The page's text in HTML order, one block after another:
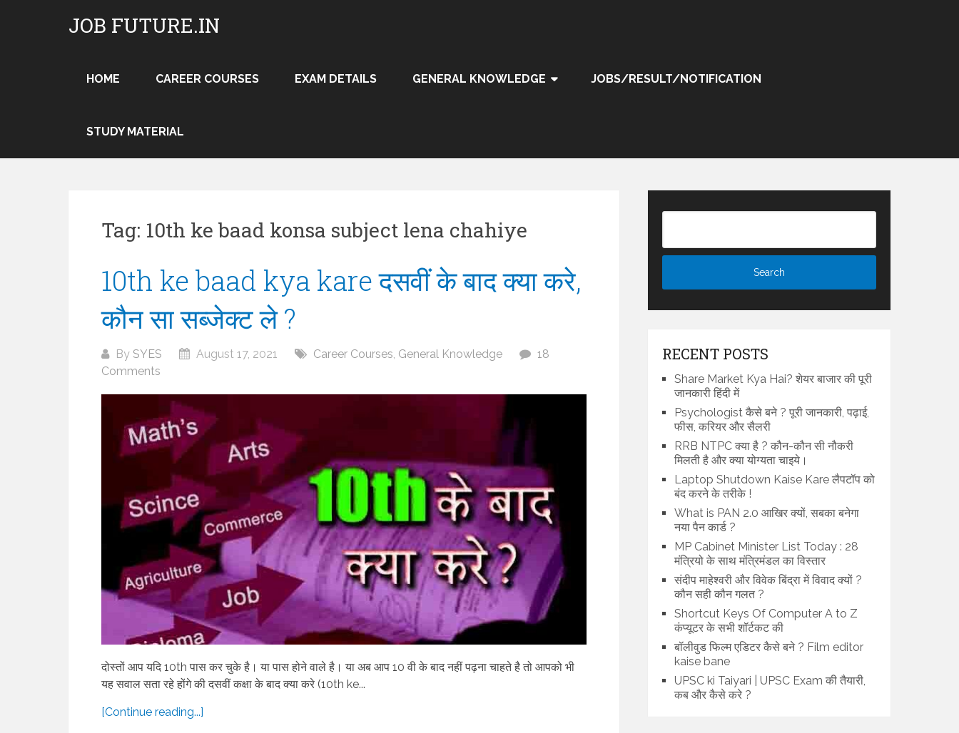
JOB FUTURE.IN
HOME CAREER COURSES EXAM DETAILS GENERAL KNOWLEDGE JOBS/RESULT/NOTIFICATION
STUDY MATERIAL
Tag: 10th ke baad konsa subject lena chahiye
10th ke baad kya kare दसवीं के बाद क्या करे,
कौन सा सब्जेक्ट ले ?
By SYES August 17, 2021 Career Courses, General Knowledge
18
Comments
दोस्तों आप यदि 10th पास कर चुके है। या पास होने वाले है। या अब आप 10 वी के बाद नहीं पढ़ना चाहते है तो आपको भी
यह सवाल सता रहे होंगे की दसवीं कक्षा के बाद क्या करे (10th ke...
[Continue reading...]
RECENT POSTS
Share Market Kya Hai? शेयर बाजार की पूरी
जानकारी हिंदी में
Psychologist कैसे बने ? पूरी जानकारी, पढ़ाई,
फीस, करियर और सैलरी
RRB NTPC क्या है ? कौन-कौन सी नौकरी
मिलती है और क्या योग्यता चाइये।
Laptop Shutdown Kaise Kare लैपटॉप को
बंद करने के तरीके !
What is PAN 2.0 आखिर क्यों, सबका बनेगा
नया पैन कार्ड ?
MP Cabinet Minister List Today : 28
मंत्रियो के साथ मंत्रिमंडल का विस्तार
संदीप माहेश्वरी और विवेक बिंद्रा में विवाद क्यों ?
कौन सही कौन गलत ?
Shortcut Keys Of Computer A to Z
कंप्यूटर के सभी शॉर्टकट की
बॉलीवुड फिल्म एडिटर कैसे बने ? Film editor
kaise bane
UPSC ki Taiyari | UPSC Exam की तैयारी,
कब और कैसे करे ?